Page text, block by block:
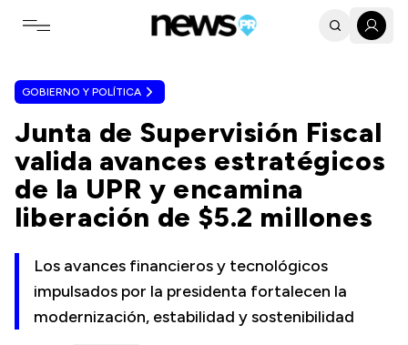
Toggle navigation menu
GOBIERNO Y POLÍTICA
Junta de Supervisión Fiscal
valida avances estratégicos
de la UPR y encamina
liberación de $5.2 millones
Los avances financieros y tecnológicos
impulsados por la presidenta fortalecen la
modernización, estabilidad y sostenibilidad